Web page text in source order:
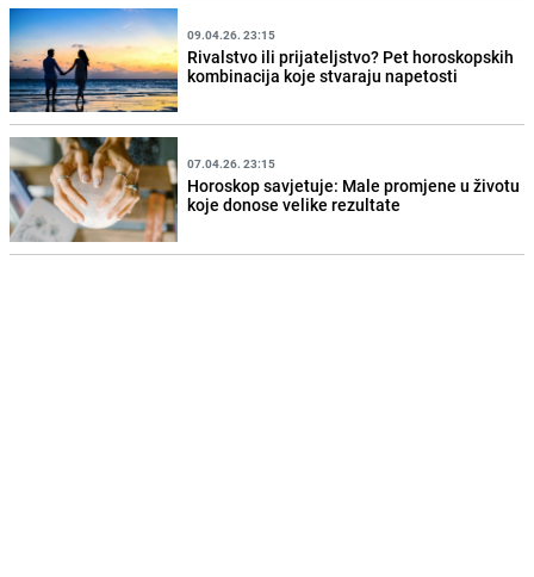
09.04.26. 23:15
Rivalstvo ili prijateljstvo? Pet horoskopskih
kombinacija koje stvaraju napetosti
07.04.26. 23:15
Horoskop savjetuje: Male promjene u životu
koje donose velike rezultate